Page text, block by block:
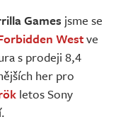
Games jsme se
Westve
s prodeji 8,4
her pro
letos Sony